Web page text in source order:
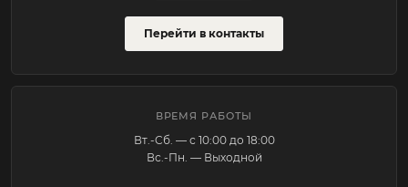
Перейти в контакты
ВРЕМЯ РАБОТЫ
Вт.-Cб. — с 10:00 до 18:00
Вс.-Пн. — Выходной